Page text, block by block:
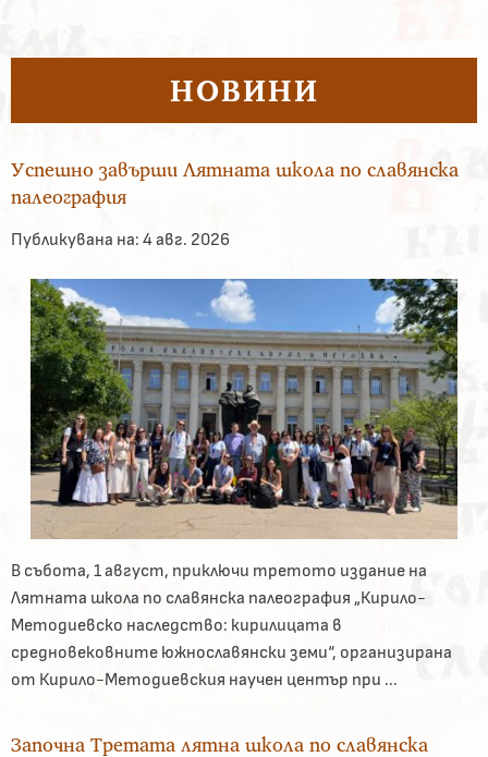
НОВИНИ
Успешно завърши Лятната школа по славянска
палеография
Публикувана на: 4 авг. 2026
В събота, 1 август, приключи третото издание на
Лятната школа по славянска палеография „Кирило-
Методиевско наследство: кирилицата в
средновековните южнославянски земи“, организирана
от Кирило-Методиевския научен център при ...
Започна Третата лятна школа по славянска